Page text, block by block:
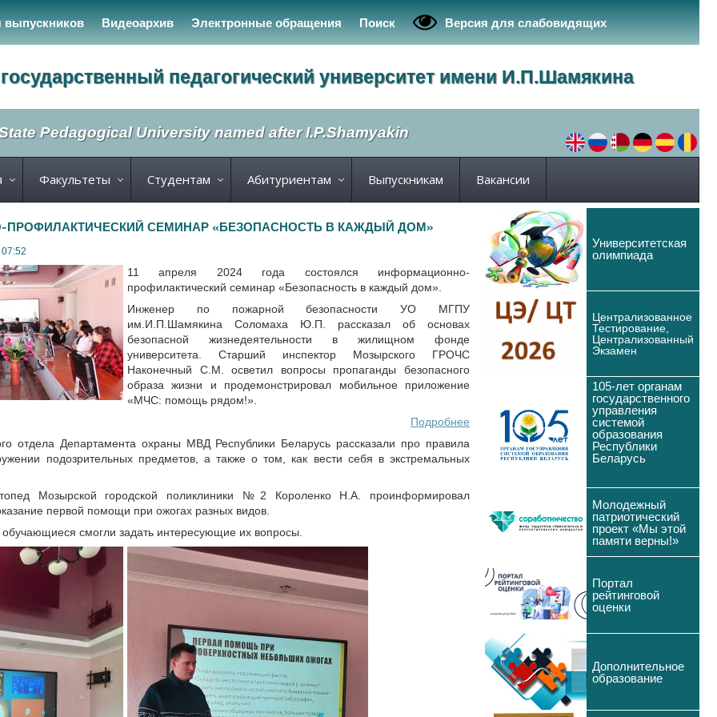
выпускников Видеоархив Электронные обращения Поиск Версия для слабовидящих
педагогический университет имени И.П.Шамякина
Pedagogical University named after I.P.Shamyakin
Факультеты Студентам Абитуриентам Выпускникам Вакансии
СЕМИНАР «БЕЗОПАСНОСТЬ В КАЖДЫЙ ДОМ»
11 апреля 2024 года состоялся информационно-
профилактический семинар «Безопасность в каждый дом».
Инженер по пожарной безопасности УО МГПУ
им.И.П.Шамякина Соломаха Ю.П. рассказал об основах
безопасной жизнедеятельности в жилищном фонде
университета. Старший инспектор Мозырского ГРОЧС
Наконечный С.М. осветил вопросы пропаганды безопасного
образа жизни и продемонстрировал мобильное приложение
«МЧС: помощь рядом!».
Подробнее
отдела Департамента охраны МВД Республики Беларусь рассказали про правила
подозрительных предметов, а также о том, как вести себя в экстремальных
Мозырской городской поликлиники №2 Короленко Н.А. проинформировал
первой помощи при ожогах разных видов.
смогли задать интересующие их вопросы.
Университетская
олимпиада
Централизованное
Тестирование,
Централизованный
Экзамен
105-лет органам
государственного
управления
системой
образования
Республики
Беларусь
Молодежный
патриотический
проект «Мы этой
памяти верны!»
Портал
рейтинговой
оценки
Дополнительное
образование